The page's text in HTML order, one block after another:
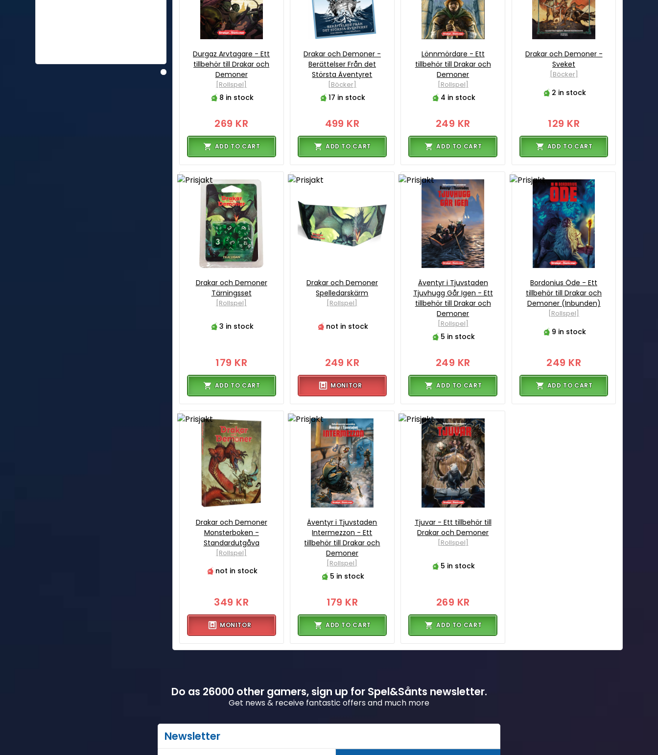
Durgaz Arvtagare - Ett
tillbehör till Drakar och
Demoner
[Rollspel]
8 in stock
269 KR
ADD TO CART
Drakar och Demoner -
Berättelser Från det
Största Äventyret
[Böcker]
17 in stock
499 KR
ADD TO CART
Lönnmördare - Ett
tillbehör till Drakar och
Demoner
[Rollspel]
4 in stock
249 KR
ADD TO CART
Drakar och Demoner -
Sveket
[Böcker]
2 in stock
129 KR
ADD TO CART
Drakar och Demoner
Tärningsset
[Rollspel]
3 in stock
179 KR
ADD TO CART
Drakar och Demoner
Spelledarskärm
[Rollspel]
not in stock
249 KR
MONITOR
Äventyr i Tjuvstaden
Tjuvhugg Går Igen - Ett
tillbehör till Drakar och
Demoner
[Rollspel]
5 in stock
249 KR
ADD TO CART
Bordonius Öde - Ett
tillbehör till Drakar och
Demoner (Inbunden)
[Rollspel]
9 in stock
249 KR
ADD TO CART
Drakar och Demoner
Monsterboken -
Standardutgåva
[Rollspel]
not in stock
349 KR
MONITOR
Äventyr i Tjuvstaden
Intermezzon - Ett
tillbehör till Drakar och
Demoner
[Rollspel]
5 in stock
179 KR
ADD TO CART
Tjuvar - Ett tillbehör till
Drakar och Demoner
[Rollspel]
5 in stock
269 KR
ADD TO CART
Do as 26000 other gamers, sign up for Spel&Sånts newsletter.
Get news & receive fantastic offers and much more
Newsletter